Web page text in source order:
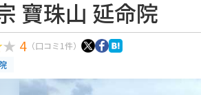
寶珠山 延命院
4 （口コミ1件）